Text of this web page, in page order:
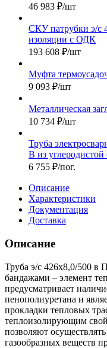
46 983 ₽/шт
СКУ патрубки э/с
изоляции с ОДК
193 608 ₽/шт
Муфта
9 093 ₽/шт
Металлическая
10 734 ₽/шт
Труба
В из
6 755 ₽/пог.
Описание
Характеристики
Документация
Доставка
Описание
Труба э/с 426х8,0/500
бандажами – элемент
предусматривает
пенополиуретана и
прокладки тепловых
теплоизолирующим
позволяют
газообразных веществ